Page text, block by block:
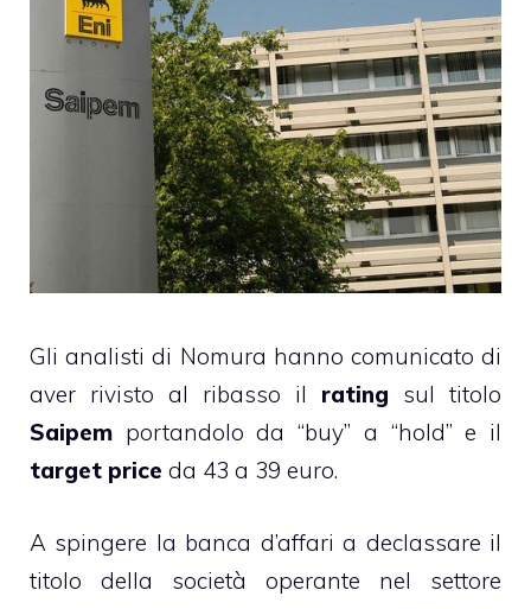
Gli analisti di Nomura hanno comunicato di
aver rivisto al ribasso il rating sul titolo
Saipem portandolo da “buy” a “hold” e il
target price da 43 a 39 euro.
A spingere la banca d’affari a declassare il
titolo della società operante nel settore